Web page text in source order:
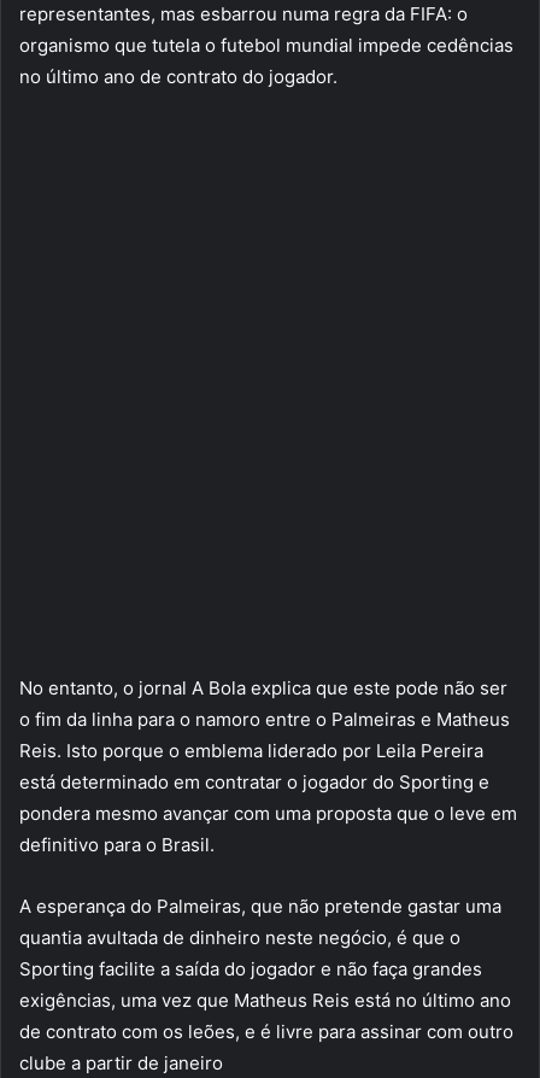
representantes, mas esbarrou numa regra da FIFA: o
organismo que tutela o futebol mundial impede cedências
no último ano de contrato do jogador.
No entanto, o jornal A Bola explica que este pode não ser
o fim da linha para o namoro entre o Palmeiras e Matheus
Reis. Isto porque o emblema liderado por Leila Pereira
está determinado em contratar o jogador do Sporting e
pondera mesmo avançar com uma proposta que o leve em
definitivo para o Brasil.
A esperança do Palmeiras, que não pretende gastar uma
quantia avultada de dinheiro neste negócio, é que o
Sporting facilite a saída do jogador e não faça grandes
exigências, uma vez que Matheus Reis está no último ano
de contrato com os leões, e é livre para assinar com outro
clube a partir de janeiro